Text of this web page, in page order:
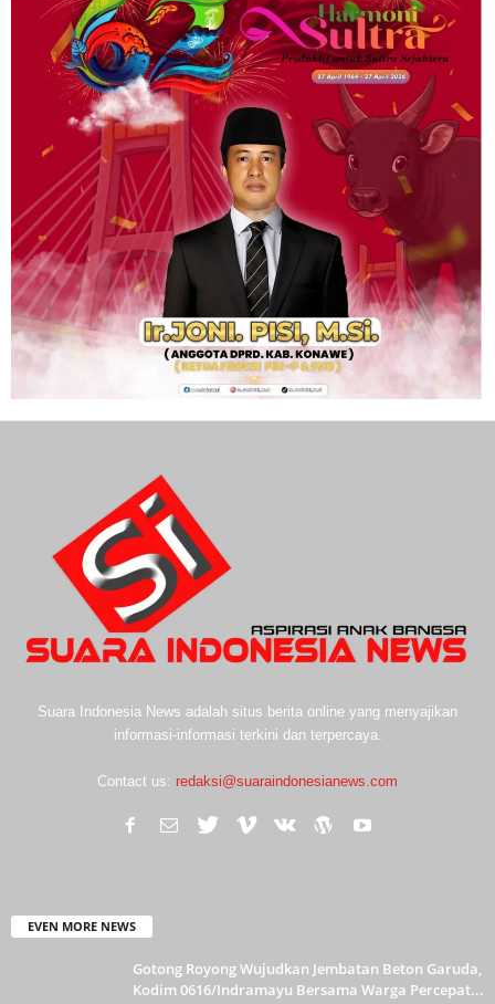
Suara Indonesia News adalah situs berita online yang menyajikan
informasi-informasi terkini dan terpercaya.
Contact us: redaksi@suaraindonesianews.com
EVEN MORE NEWS
Gotong Royong Wujudkan Jembatan Beton Garuda,
Kodim 0616/Indramayu Bersama Warga Percepat...